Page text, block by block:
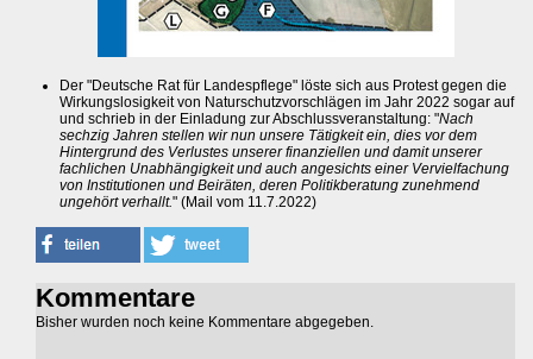
Der "Deutsche Rat für Landespflege" löste sich aus Protest gegen die
Wirkungslosigkeit von Naturschutzvorschlägen im Jahr 2022 sogar auf
und schrieb in der Einladung zur Abschlussveranstaltung: "Nach
sechzig Jahren stellen wir nun unsere Tätigkeit ein, dies vor dem
Hintergrund des Verlustes unserer finanziellen und damit unserer
fachlichen Unabhängigkeit und auch angesichts einer Vervielfachung
von Institutionen und Beiräten, deren Politikberatung zunehmend
ungehört verhallt." (Mail vom 11.7.2022)
Kommentare
Bisher wurden noch keine Kommentare abgegeben.